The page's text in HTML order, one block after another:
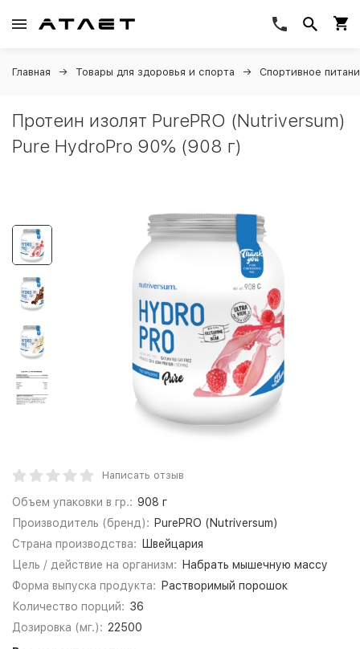
Главная Товары для здоровья и спорта Спортивное
Протеин изолят PurePRO (Nutriversum)
Pure HydroPro 90% (908 г)
Написать отзыв
Объем упаковки в гр.: 908 г
Производитель (бренд): PurePRO (Nutriversum)
Страна производства:
Швейцария
Цель / действие на организм:
Набрать мышечную массу
Форма выпуска продукта:
Растворимый порошок
Количество порций: 36
Дозировка (мг.): 22500